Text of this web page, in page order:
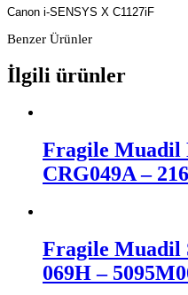
Canon i-SENSYS X C1127iF
Benzer Ürünler
İlgili ürünler
Fragile Muadil
CRG049A –
Fragile Muadil
069H –